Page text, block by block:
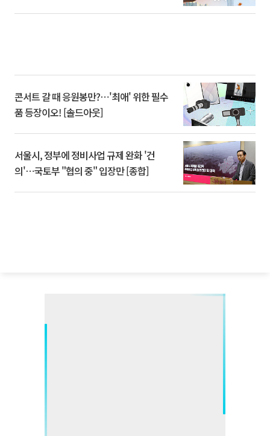
콘서트 갈 때 응원봉만?⋯'최애' 위한 필수
품 등장이오! [솔드아웃]
서울시, 정부에 정비사업 규제 완화 '건
의'⋯국토부 "협의 중" 입장만 [종합]